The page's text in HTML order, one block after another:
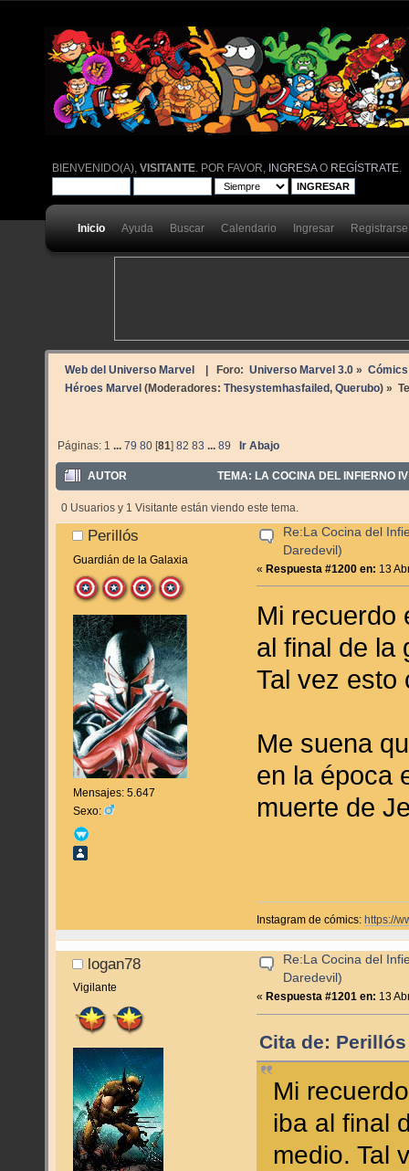
BIENVENIDO(A),VISITANTE . POR FAVOR, INGRESAO REGÍSTRATE
Inicio Ayuda Buscar Calendario Ingresar Registrarse
Web del Universo Marvel | Foro: Universo Marvel 3.0» Cómics
Héroes Marvel (Moderadores: Thesystemhasfailed, Querubo) »
Páginas: 1 ...79 80 [81]82 83 ...89 Ir Abajo
AUTOR TEMA: LA COCINA DEL INFIERNO
0 Usuarios y 1 Visitante están viendo este tema.
Perillós
Guardián de la Galaxia
Mensajes: 5.647
Sexo:
Re:La Cocina del
Daredevil)
«Respuesta #1200 en: 13
Mi recuerdo
al final de la
Tal vez esto
Me suena
en la época
muerte de
Instagram de cómics: https://
logan78
Vigilante
Re:La Cocina del
Daredevil)
« Respuesta #1201 en: 13
Cita de:
Mi
iba al final
medio. Tal